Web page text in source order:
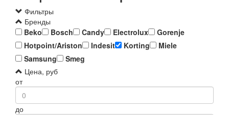
Фильтры
Бренды
Beko
Bosch Candy Electrolux
Gorenje
Hotpoint/Ariston
Indesit Korting
Miele
Samsung
Smeg
Цена, руб
от
до